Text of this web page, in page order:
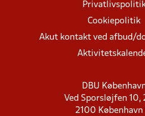
Cookiepolitik
Akut kontakt ved afbud/
DBU
Ved Sporsløjfen 10,
2100